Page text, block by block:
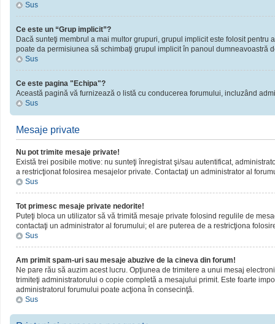
Sus
Ce este un “Grup implicit”?
Dacă sunteţi membrul a mai multor grupuri, grupul implicit este folosit
poate da permisiunea să schimbaţi grupul implicit în panoul dumneavoastră
Sus
Ce este pagina "Echipa"?
Această pagină vă furnizează o listă cu conducerea forumului, incluzând
Sus
Mesaje private
Nu pot trimite mesaje private!
Există trei posibile motive: nu sunteţi înregistrat şi/sau autentificat,
a restricţionat folosirea mesajelor private. Contactaţi un administrator al
Sus
Tot primesc mesaje private nedorite!
Puteţi bloca un utilizator să vă trimită mesaje private folosind regulile de
contactaţi un administrator al forumului; el are puterea de a restricţiona
Sus
Am primit spam-uri sau mesaje abuzive de la cineva din forum!
Ne pare rău să auzim acest lucru. Opţiunea de trimitere a unui mesaj
trimiteţi administratorului o copie completă a mesajului primit. Este foarte
administratorul forumului poate acţiona în consecinţă.
Sus